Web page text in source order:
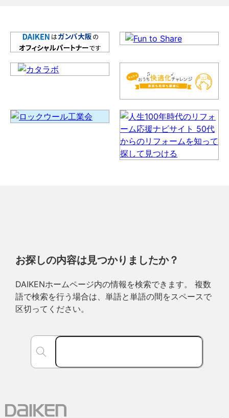
お探しの内容は見つかりましたか？
DAIKENホームページ内の情報を検索できます。 複数
語で検索を行う場合は、単語と単語の間をスペースで
区切ってください。